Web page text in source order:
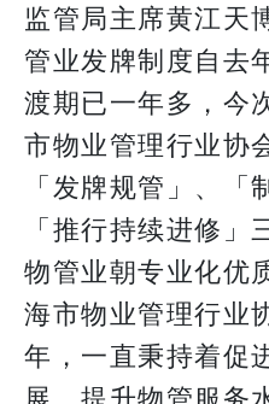
监管局主席黄江天
管业发牌制度自去
渡期已一年多，今
市物业管理行业协
「发牌规管」、
「推行持续进修
物管业朝专业化优
海市物业管理行业
年，一直秉持着促